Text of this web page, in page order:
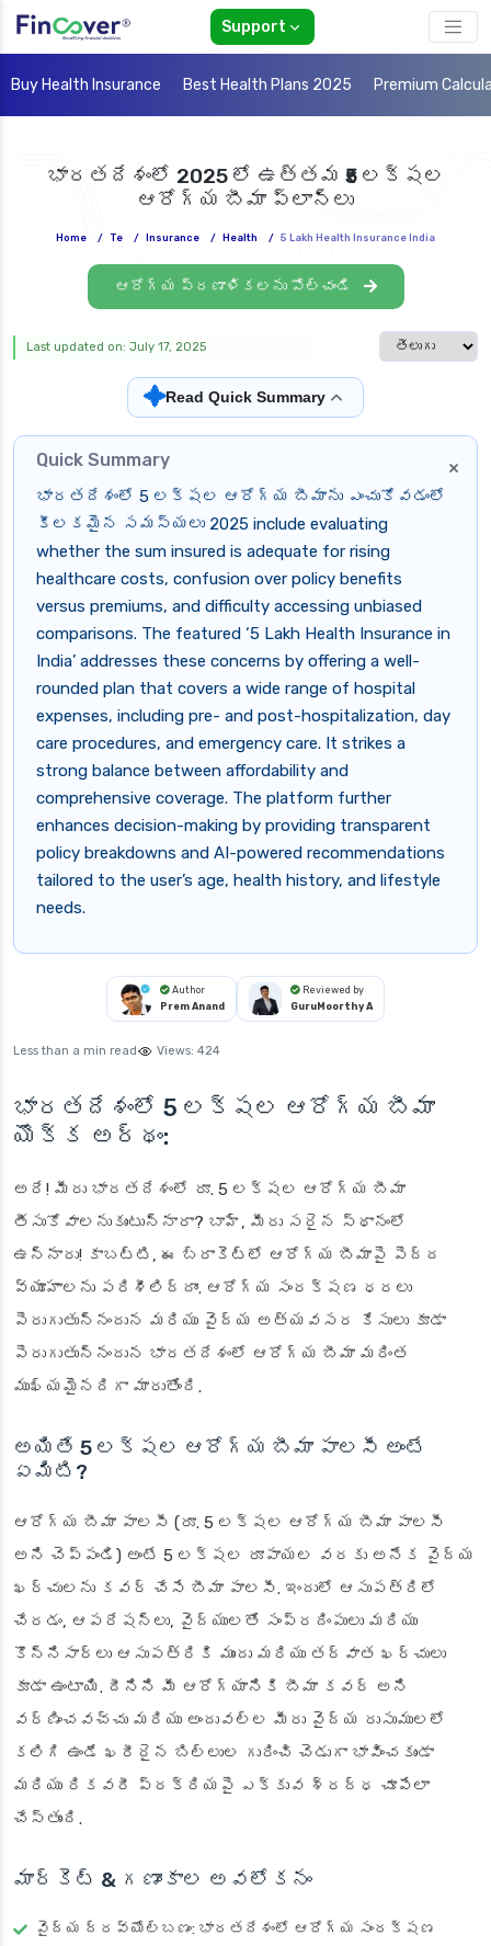
Support
Buy Health Insurance Best Health Plans 2025 Premium
భారతదేశంలో 2025 లో ఉత్తమ ₹5 లక్షల
ఆరోగ్య బీమా ప్లాన్‌లు
Home / Te / Insurance / Health / 5 Lakh Health Insurance India
ఆరోగ్య ప్రణాళికలను పోల్చండి
Select
Last updated on: July 17, 2025
✦Read Quick Summary
×
Quick Summary
భారతదేశంలో 5 లక్షల ఆరోగ్య బీమాను ఎంచుకోవడంలో
కీలకమైన సమస్యలు 2025 include evaluating
whether the sum insured is adequate for rising
healthcare costs, confusion over policy benefits
versus premiums, and difficulty accessing unbiased
comparisons. The featured ‘5 Lakh Health Insurance in
India’ addresses these concerns by offering a well-
rounded plan that covers a wide range of hospital
expenses, including pre- and post-hospitalization, day
care procedures, and emergency care. It strikes a
strong balance between affordability and
comprehensive coverage. The platform further
enhances decision-making by providing transparent
policy breakdowns and AI-powered recommendations
tailored to the user’s age, health history, and lifestyle
needs.
Author
Prem Anand
Reviewed by
GuruMoorthy A
Less than a min read Views: 424
భారతదేశంలో 5 లక్షల ఆరోగ్య బీమా
యొక్క అర్థం:
అరే! మీరు భారతదేశంలో రూ. 5 లక్షల ఆరోగ్య బీమా
తీసుకోవాలనుకుంటున్నారా? బాహ్, మీరు సరైన స్థానంలో
ఉన్నారు! కాబట్టి, ఈ బ్రాకెట్‌లో ఆరోగ్య బీమాపై పెద్ద
వ్యూహాలను పరిశీలిద్దాం. ఆరోగ్య సంరక్షణ ధరలు
పెరుగుతున్నందున మరియు వైద్య అత్యవసర కేసులు కూడా
పెరుగుతున్నందున భారతదేశంలో ఆరోగ్య బీమా మరింత
ముఖ్యమైనదిగా మారుతోంది.
అయితే 5 లక్షల ఆరోగ్య బీమా పాలసీ అంటే
ఏమిటి?
ఆరోగ్య బీమా పాలసీ (రూ. 5 లక్షల ఆరోగ్య బీమా పాలసీ
అని చెప్పండి) అంటే 5 లక్షల రూపాయల వరకు అనేక వైద్య
ఖర్చులను కవర్ చేసే బీమా పాలసీ. ఇందులో ఆసుపత్రిలో
చేరడం, ఆపరేషన్లు, వైద్యులతో సంప్రదింపులు మరియు
కొన్నిసార్లు ఆసుపత్రికి ముందు మరియు తర్వాత ఖర్చులు
కూడా ఉంటాయి. దీనిని మీ ఆరోగ్యానికి బీమా కవర్ అని
వర్ణించవచ్చు మరియు అందువల్ల మీరు వైద్య రుసుములలో
కలిగి ఉండే ఖరీదైన బిల్లుల గురించి చెడుగా భావించకుండా
మరియు రికవరీ ప్రక్రియపై ఎక్కువ శ్రద్ధ చూపేలా
చేస్తుంది.
మార్కెట్ & గణాంకాల అవలోకనం
వైద్య ద్రవ్యోల్బణం: భారతదేశంలో ఆరోగ్య సంరక్షణ